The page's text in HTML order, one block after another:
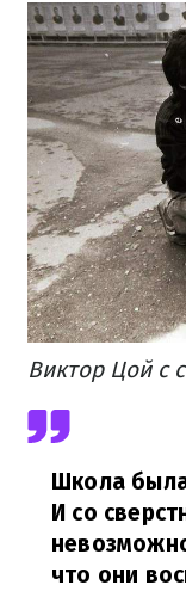
Виктор Цой с
Школа
И со
что они